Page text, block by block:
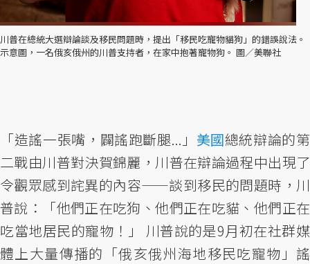
川普在總統大選辯論談及移民問題時，提出「移民吃寵物貓狗」的錯誤說法。
示意圖，一名俄亥俄州的川普支持者，在家中抱著寵物狗。 圖／美聯社
「造謠一張嘴，闢謠跑斷腿...」 美國總統辯論的第
二戰由川普對決賀錦麗，川普在辯論過程中出現了
令觀眾感到詫異的內容——談到移民的問題時，川
普說：「他們正在吃狗、他們正在吃貓、他們正在
吃當地居民的寵物！」 ​川普說的是9月初在社群媒
體上大量傳播的「俄亥俄州海地移民吃寵物」謠